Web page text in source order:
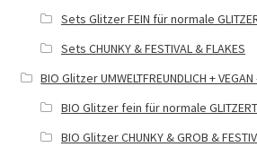
Sets Glitzer FEIN für normale
Sets CHUNKY & FESTIVAL & FLAKES
BIO Glitzer UMWELTFREUNDLICH +
BIO Glitzer fein für normale
BIO Glitzer CHUNKY & GROB &